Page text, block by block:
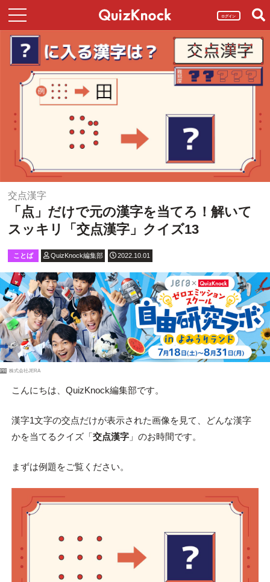
ログイン
交点漢字
「点」だけで元の漢字を当てろ！解いて
スッキリ「交点漢字」クイズ13
ことば QuizKnock編集部 2022.10.01
PR 株式会社JERA
こんにちは、QuizKnock編集部です。
漢字1文字の交点だけが表示された画像を見て、どんな漢字
かを当てるクイズ「交点漢字」のお時間です。
まずは例題をご覧ください。